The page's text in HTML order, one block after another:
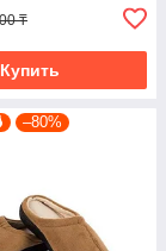
₸
Купить
–80%